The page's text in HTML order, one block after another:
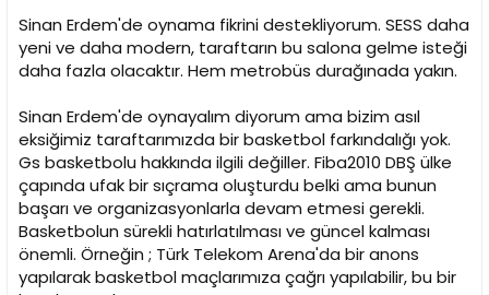
Sinan Erdem'de oynama fikrini destekliyorum. SESS daha
yeni ve daha modern, taraftarın bu salona gelme isteği
daha fazla olacaktır. Hem metrobüs durağınada yakın.
Sinan Erdem'de oynayalım diyorum ama bizim asıl
eksiğimiz taraftarımızda bir basketbol farkındalığı yok.
Gs basketbolu hakkında ilgili değiller. Fiba2010 DBŞ ülke
çapında ufak bir sıçrama oluşturdu belki ama bunun
başarı ve organizasyonlarla devam etmesi gerekli.
Basketbolun sürekli hatırlatılması ve güncel kalması
önemli. Örneğin ; Türk Telekom Arena'da bir anons
yapılarak basketbol maçlarımıza çağrı yapılabilir, bu bir